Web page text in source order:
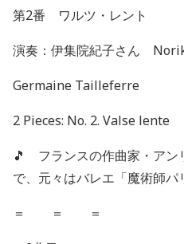
第2番 ワルツ・レント
演奏：伊集院紀子さん
Germaine Tailleferre
2 Pieces: No. 2. Valse lente
🎵
フランスの作曲家・アン
で、元々はバレエ「魔術師パ
＝ ＝ ＝